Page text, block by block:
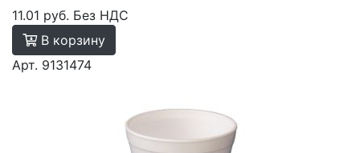
11.01 руб. Без НДС
В корзину
Арт. 9131474